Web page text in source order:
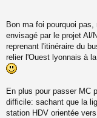
Bon ma foi pourquoi
envisagé par le projet Al/
reprenant l'itinéraire du
relier l'Ouest lyonnais à
En plus pour passer MC
difficile: sachant que la
station HDV orientée